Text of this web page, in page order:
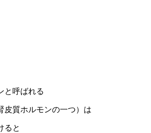
と呼ばれる
皮質ホルモンの一つ）は
ると